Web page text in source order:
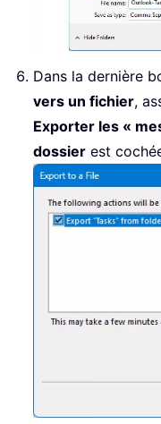
Dans la dernière
vers un fichier,
Exporter les «
dossier est